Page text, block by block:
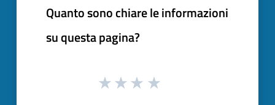
Quanto sono chiare le informazioni
su questa pagina?